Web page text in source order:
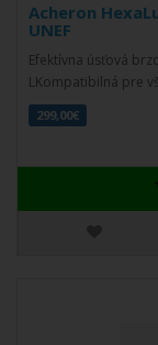
Acheron
UNEF
Efektívna úsťová
LKompatibilná pre
299,00€